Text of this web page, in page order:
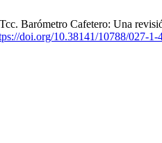
Barómetro Cafetero: Una
doi.org/10.38141/10788/027-1-